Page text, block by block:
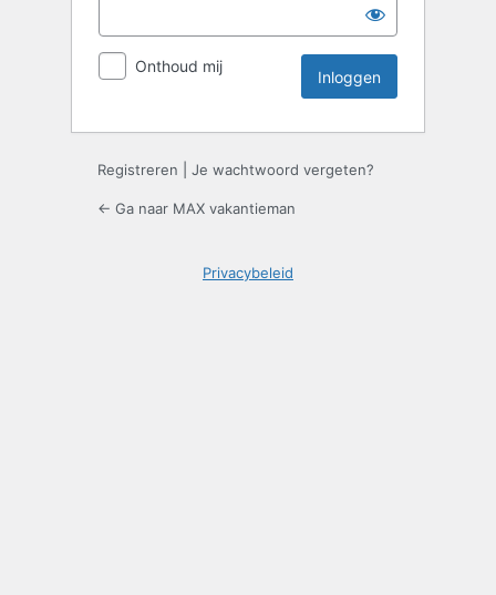
Onthoud mij
Registreren Je wachtwoord vergeten?
← Ga naar MAX vakantieman
Privacybeleid